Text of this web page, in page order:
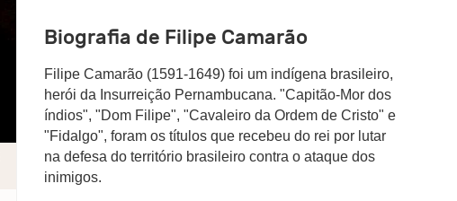
Biografia de Filipe Camarão
Filipe Camarão (1591-1649) foi um indígena brasileiro,
herói da Insurreição Pernambucana. "Capitão-Mor dos
índios", "Dom Filipe", "Cavaleiro da Ordem de Cristo" e
"Fidalgo", foram os títulos que recebeu do rei por lutar
na defesa do território brasileiro contra o ataque dos
inimigos.